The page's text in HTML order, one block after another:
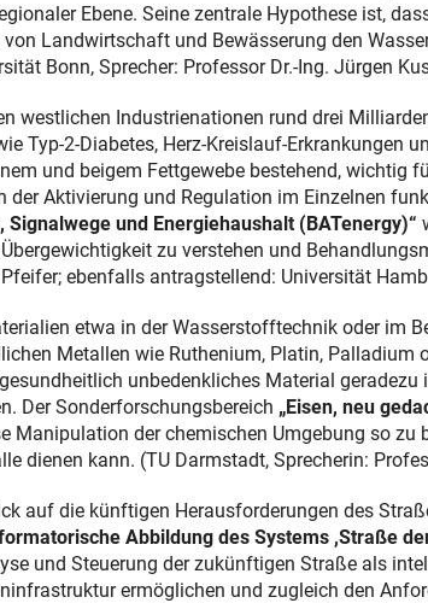
Ebene. Seine zentrale Hypothese ist,
Landwirtschaft und Bewässerung den
Bonn, Sprecher: Professor Dr.-Ing. Jürgen
westlichen Industrienationen rund drei
Typ-2-Diabetes, Herz-Kreislauf-Erkrankungen
und beigem Fettgewebe bestehend, wichtig
der Aktivierung und Regulation im Einzelnen
und Energiehaushalt (BATenergy)“
zu verstehen und
ebenfalls antragstellend: Universität
etwa in der Wasserstofftechnik oder im
Metallen wie Ruthenium, Platin, Palladium
unbedenkliches Material
Der Sonderforschungsbereich „Eisen, neu
Manipulation der chemischen Umgebung so
dienen kann. (TU Darmstadt, Sprecherin:
auf die künftigen Herausforderungen des
Abbildung des Systems ,Straße
und Steuerung der zukünftigen Straße als
ermöglichen und zugleich den